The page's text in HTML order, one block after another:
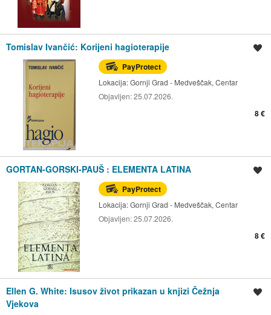
Tomislav Ivančić: Korijeni hagioterapije
PayProtect
Lokacija:Gornji Grad - Medveščak, Centar
Objavljen:25.07.2026.
8 €
GORTAN-GORSKI-PAUŠ : ELEMENTA LATINA
PayProtect
Lokacija:Gornji Grad - Medveščak, Centar
Objavljen:25.07.2026.
8 €
Ellen G. White: Isusov život prikazan u knjizi Čežnja
Vjekova